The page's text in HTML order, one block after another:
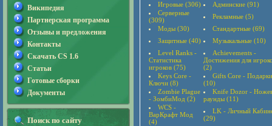
Игровые (306)
Админские (91)
Серверные
(309)
Рекламные (5)
Моды (30)
Стандартные (69)
Защитные (40)
Музыкальные (10)
Level Ranks -
Статистика
игроков (75)
Achievements -
Достижения для
(2)
Keys Core -
Ключи (8)
Gifts Core - Подарки
(10)
Zombie Plague
- ЗомбиМод (2)
Knife Dozor -
раунды (11)
WCS -
ВарКрафт Мод
(4)
LK - Личный
(29)
Википедия
Партнерская программа
Отзывы и предложения
Контакты
Скачать CS 1.6
Статьи
Готовые сборки
Документы
Поиск по сайту